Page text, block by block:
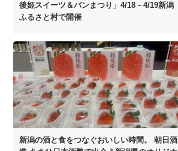
後姫スイーツ＆パンまつり」 4/18－4/19新潟
ふるさと村で開催
新潟の酒と食をつなぐおいしい時間。 朝日酒